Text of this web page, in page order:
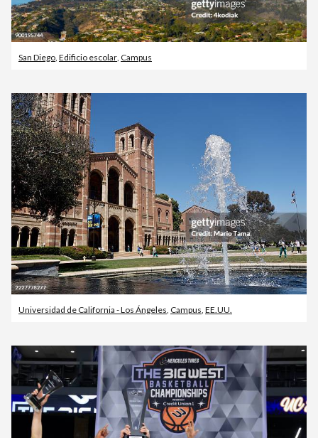
San Diego, Edificio escolar, Campus
Universidad de California - Los Ángeles Campus EE.UU.